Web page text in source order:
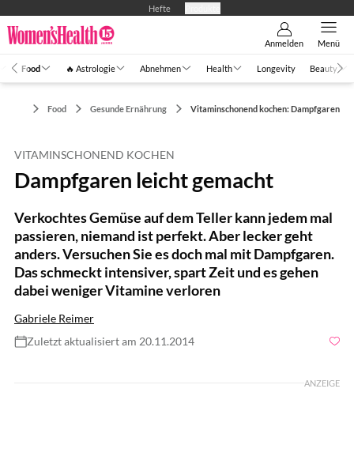
Hefte
Anmelden Menü
Food 🔥 Astrologie Abnehmen Health Longevity Beauty
Food Gesunde Ernährung Vitaminschonend kochen: Dampfgaren
VITAMINSCHONEND KOCHEN
Dampfgaren leicht gemacht
Verkochtes Gemüse auf dem Teller kann jedem mal
passieren, niemand ist perfekt. Aber lecker geht
anders. Versuchen Sie es doch mal mit Dampfgaren.
Das schmeckt intensiver, spart Zeit und es gehen
dabei weniger Vitamine verloren
Gabriele Reimer
Zuletzt aktualisiert am 20.11.2014
ANZEIGE